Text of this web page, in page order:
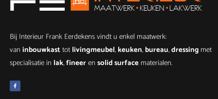
Bij Interieur Frank Eerdekens vindt u enkel maatwerk:
van inbouwkasttot livingmeubel, keuken, bureau,dressing met
specialisatie in lak,fineeren solid surface materialen.
F
a
c